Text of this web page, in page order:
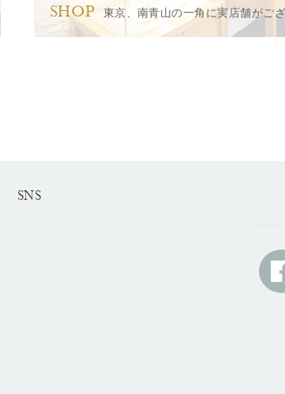
SHOP 東京、南青山の一角に実店舗がご
SNS